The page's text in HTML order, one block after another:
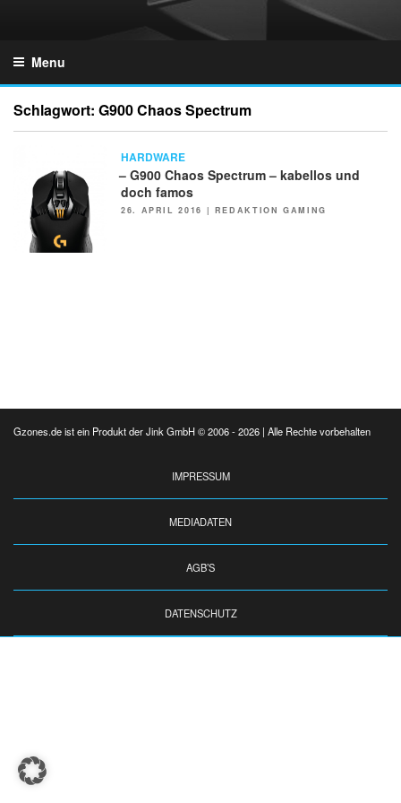
Menu
Schlagwort: G900 Chaos Spectrum
HARDWARE
– G900 Chaos Spectrum – kabellos und
doch famos
POSTED
26. APRIL 2016 | REDAKTION GAMING
Gzones.de ist ein Produkt der Jink GmbH © 2006 - 2026 | Alle Rechte vorbehalten
IMPRESSUM
MEDIADATEN
AGB’S
DATENSCHUTZ